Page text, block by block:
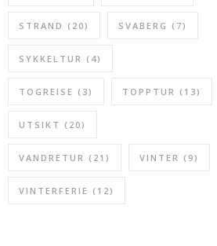
STRAND (20) SVABERG (7)
SYKKELTUR (4)
TOGREISE (3) TOPPTUR (13)
UTSIKT (20)
VANDRETUR (21) VINTER (9)
VINTERFERIE (12)